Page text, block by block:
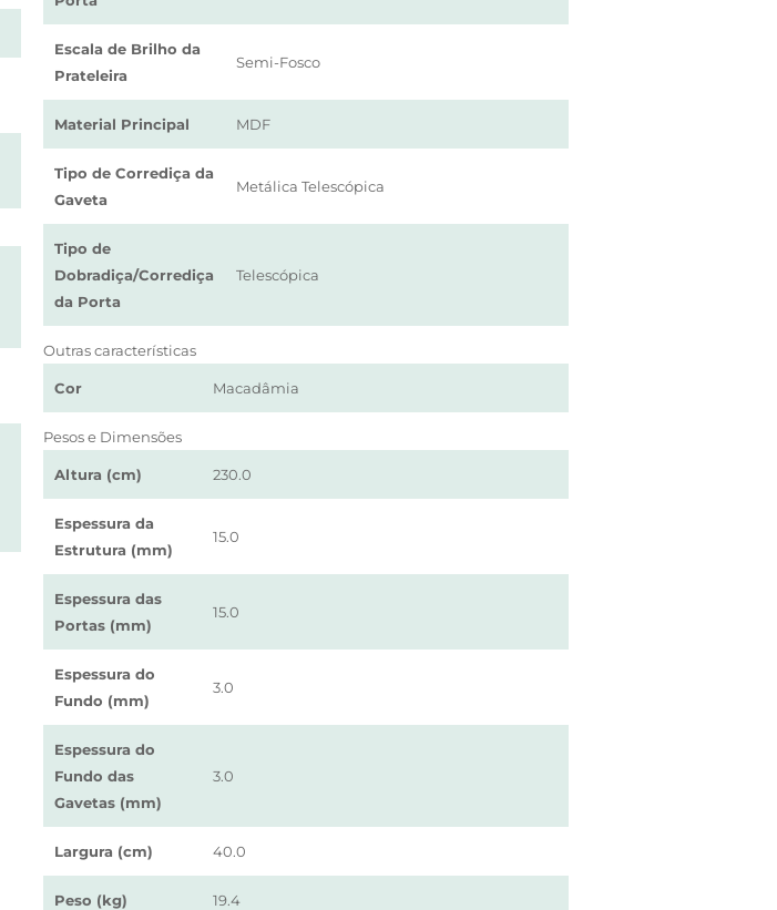
Escala de Brilho da
Prateleira
Semi-Fosco
Material Principal MDF
Tipo de Corrediça da
Gaveta
Metálica Telescópica
Tipo de
Dobradiça/Corrediça
da Porta
Telescópica
Outras características
Cor Macadâmia
Pesos e Dimensões
Altura (cm) 230.0
Espessura da
Estrutura (mm)
15.0
Espessura das
Portas (mm)
15.0
Espessura do
Fundo (mm)
3.0
Espessura do
Fundo das
Gavetas (mm)
3.0
Largura (cm) 40.0
Peso (kg) 19.4